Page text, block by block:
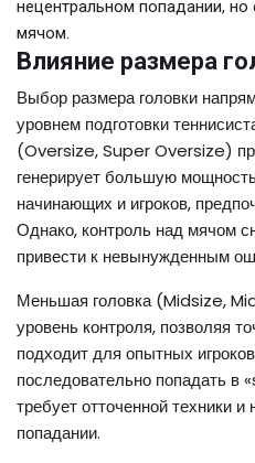
нецентральном попадании,
мячом.
Влияние размера
Выбор размера головки
уровнем подготовки
(Oversize, Super Oversize)
генерирует большую
начинающих и игроков,
Однако, контроль над мячом
привести к невынужденным
Меньшая головка (Midsize,
уровень контроля, позволяя
подходит для опытных
последовательно попадать
требует отточенной техники
попадании.